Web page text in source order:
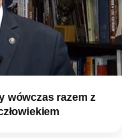
wówczas razem z